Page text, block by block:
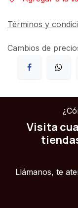
Términos y
Cambios de
Visita
Llámanos, te